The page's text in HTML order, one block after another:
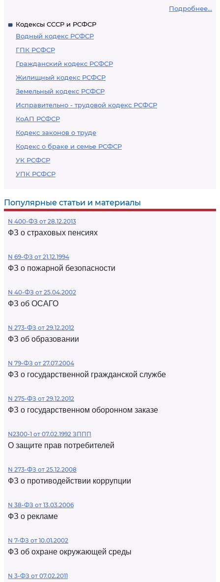
Подробнее...
Кодексы СССР и РСФСР
Водный кодекс РСФСР
ГПК РСФСР
Гражданский кодекс РСФСР
Жилищный кодекс РСФСР
Земельный кодекс РСФСР
Исправительно - трудовой кодекс РСФСР
КоАП РСФСР
Кодекс законов о труде
Кодекс о браке и семье РСФСР
УК РСФСР
УПК РСФСР
Популярные статьи и материалы
N 400-ФЗ от 28.12.2013
ФЗ о страховых пенсиях
N 69-ФЗ от 21.12.1994
ФЗ о пожарной безопасности
N 40-ФЗ от 25.04.2002
ФЗ об ОСАГО
N 273-ФЗ от 29.12.2012
ФЗ об образовании
N 79-ФЗ от 27.07.2004
ФЗ о государственной гражданской службе
N 275-ФЗ от 29.12.2012
ФЗ о государственном оборонном заказе
N2300-1 от 07.02.1992 ЗППП
О защите прав потребителей
N 273-ФЗ от 25.12.2008
ФЗ о противодействии коррупции
N 38-ФЗ от 13.03.2006
ФЗ о рекламе
N 7-ФЗ от 10.01.2002
ФЗ об охране окружающей среды
N 3-ФЗ от 07.02.2011